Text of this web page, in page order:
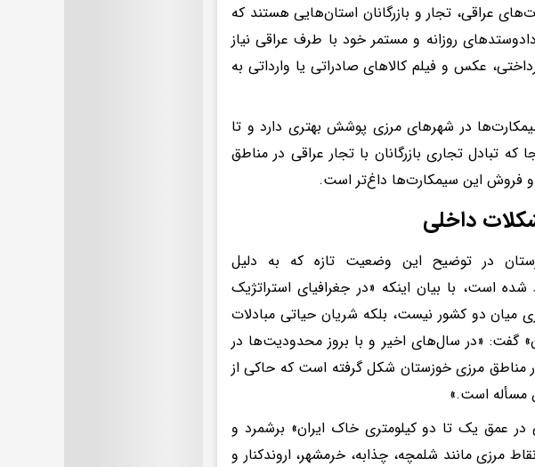
عراقی، تجار و بازرگانان استان‌هایی هستند که
روزانه و مستمر خود با طرف عراقی نیاز
عکس و فیلم کالاهای صادراتی یا وارداتی به
در شهرهای مرزی پوشش بهتری دارد و تا
تبادل تجاری بازرگانان با تجار عراقی در مناطق
و فروش این سیمکارت‌ها داغ‌تر است.
داخلی
در توضیح این وضعیت تازه که به دلیل
است، با بیان اینکه «در جغرافیای استراتژیک
میان دو کشور نیست، بلکه شریان حیاتی مبادلات
گفت: «در سال‌های اخیر و با بروز محدودیت‌ها در
مناطق مرزی خوزستان شکل گرفته است که حاکی از
مسأله است.»
در عمق یک تا دو کیلومتری خاک ایران» برشمرد و
مرزی مانند شلمچه، چذابه، خرمشهر، اروندکنار و